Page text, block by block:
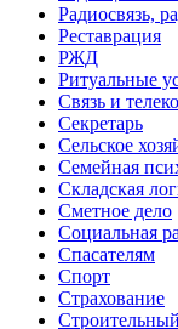
Радиосвязь,
Реставрация
РЖД
Ритуальные
Связь и
Секретарь
Сельское
Семейная
Складская
Сметное дело
Социальная
Спасателям
Спорт
Страхование